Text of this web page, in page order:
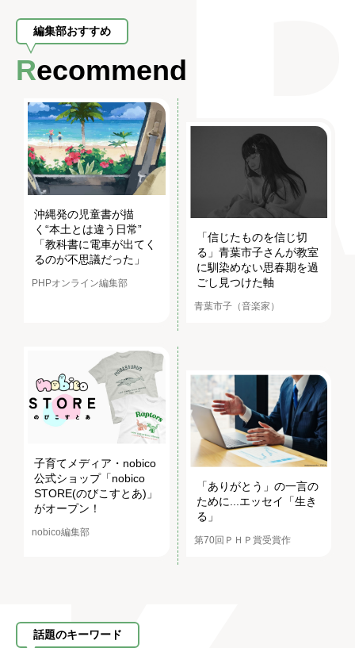
編集部おすすめ
Recommend
沖縄発の児童書が描
く“本土とは違う日常”
「教科書に電車が出てく
るのが不思議だった」
PHPオンライン編集部
「信じたものを信じ切
る」青葉市子さんが教室
に馴染めない思春期を過
ごし見つけた軸
青葉市子（音楽家）
子育てメディア・nobico
公式ショップ「nobico
STORE(のびこすとあ)」
がオープン！
nobico編集部
「ありがとう」の一言の
ために...エッセイ「生き
る」
第70回ＰＨＰ賞受賞作
話題のキーワード